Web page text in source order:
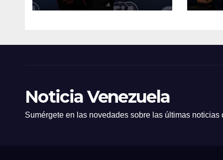
Noticia Venezuela
Sumérgete en las novedades sobre las últimas noticias